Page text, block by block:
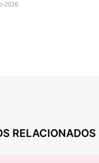
2026
RELACIONADOS